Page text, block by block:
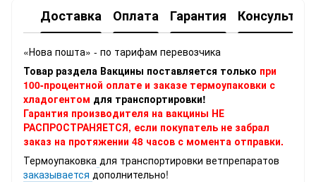
Доставка Оплата Гарантия
«Нова пошта» - по тарифам перевозчика
Товар раздела Вакцины поставляется только при
100-процентной оплате и заказе термоупаковки с
хладогентом для транспортировки!
Гарантия производителя на вакцины НЕ
РАСПРОСТРАНЯЕТСЯ, если покупатель не забрал
заказ на протяжении 48 часов с момента отправки.
Термоупаковка для транспортировки ветпрепаратов
заказывается дополнительно!